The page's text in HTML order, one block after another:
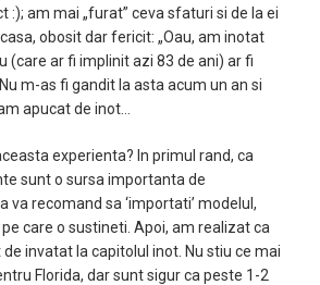
:); am mai „furat” ceva sfaturi si de la ei
obosit dar fericit: „Oau, am inotat
(care ar fi implinit azi 83 de ani) ar fi
m-as fi gandit la asta acum un an si
apucat de inot…
experienta? In primul rand, ca
sunt o sursa importanta de
va recomand sa ‘importati’ modelul,
care o sustineti. Apoi, am realizat ca
invatat la capitolul inot. Nu stiu ce mai
Florida, dar sunt sigur ca peste 1-2